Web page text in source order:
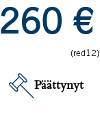
260 €
(red12)
Päättynyt